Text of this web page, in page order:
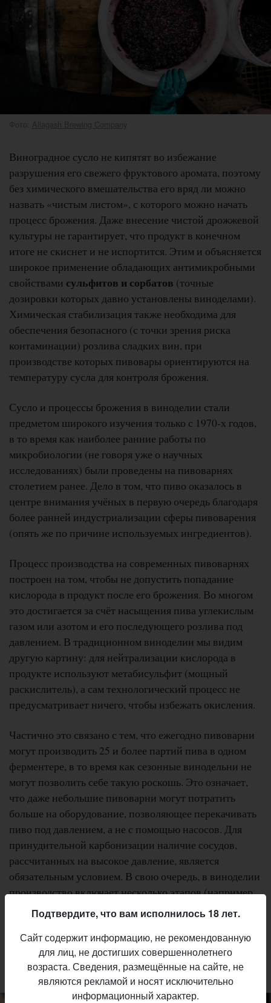
Фото: Allagash Brewing Company
Виноградное сусло не кипятят во избежание
разрушения его свежего фруктового аромата, поэтому
без химического вмешательства его вряд ли можно
назвать «чистым листом», с которого можно начать
процесс брожения. Даже внесение чистой дрожжевой
культуры не гарантирует, что продукт в конечном
итоге не скиснет и не испортится. Этим и объясняется
широкое применение обладающих антимикробными
свойствами сульфитов и сорбатов (точные
дозировки которых давно установлены виноделами).
Химическая стабилизация также необходима для
обеспечения безопасного (с точки зрения риска
контаминации) розлива сладких вин, при
производстве которых пивовары ориентируются на
температуру сусла для контроля брожения.
Сусло и процессы брожения в виноделии стали
предметом широкого изучения только с 1970-х годов,
в то время как наиболее ранние работы по
микробиологии (не говоря уже о научных
исследованиях) были проведены на пивоварнях
столетием ранее. Дело в том, что пиво оказалось в
центре внимания учёных в первую очередь благодаря
более ранней индустриализации сферы пивоварения
(опять же по причине используемых ингредиентов).
Процесс производства на современных пивоварнях
построен на том, чтобы не допустить попадание
кислорода в продукт после его брожения. Во многом
это достигается за счёт насыщения пива углекислым
газом или азотом и его последующего розлива под
давлением. В традиционном виноделии мы видим
другую картину: для нейтрализации кислорода в
продукте используют метабисульфит (мощный
раскислитель), а сам технологический процесс не
предусматривает ничего, чтобы избежать окисления.
Частично это связано с тем, что ежегодно пивоварни
могут производить 25 и более партий пива в одном
ферментере, в то время как сезонные винодельни не
могут позволить себе такую роскошь. Это означает,
что даже небольшие пивоварни могут потратить
больше на оборудование, позволяющее перекачивать
пиво под давлением, а не с помощью насосов. Для
принудительной карбонизации наличие сосудов,
рассчитанных на высокое давление, является
обязательным условием. В свою очередь, в виноделии
производство включает несколько этапов (например,
погружение шапки мезги в сусло или отделение
кожицы ягод винограда от сброженного сусла),
которые практически невозможно осуществить без
попадания в продукт кислорода. Кроме того, не стоит
забывать о стабильности и «старении» вина.
Подтвердите, что вам исполнилось 18 лет.
Сайт содержит информацию, не рекомендованную
для лиц, не достигших совершеннолетнего
возраста. Сведения, размещённые на сайте, не
являются рекламой и носят исключительно
информационный характер.